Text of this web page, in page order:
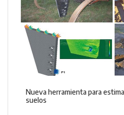
Nueva herramienta para
suelos